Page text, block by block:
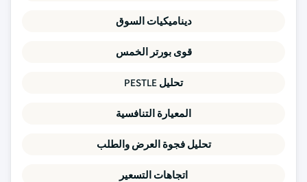
ديناميكيات السوق
قوى بورتر الخمس
تحليل PESTLE
المعيارة التنافسية
تحليل فجوة العرض والطلب
اتجاهات التسعير